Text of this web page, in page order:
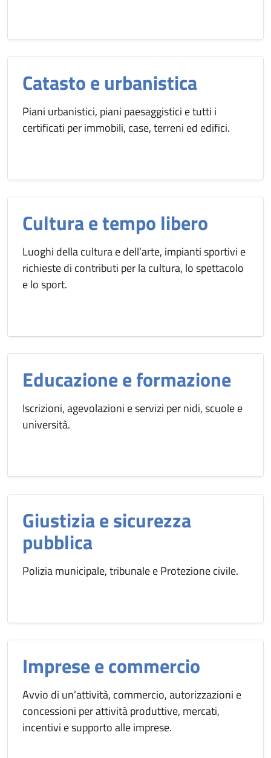
Catasto e urbanistica
Piani urbanistici, piani paesaggistici e tutti i
certificati per immobili, case, terreni ed edifici.
Cultura e tempo libero
Luoghi della cultura e dell’arte, impianti sportivi e
richieste di contributi per la cultura, lo spettacolo
e lo sport.
Educazione e formazione
Iscrizioni, agevolazioni e servizi per nidi, scuole e
università.
Giustizia e sicurezza
pubblica
Polizia municipale, tribunale e Protezione civile.
Imprese e commercio
Avvio di un’attività, commercio, autorizzazioni e
concessioni per attività produttive, mercati,
incentivi e supporto alle imprese.